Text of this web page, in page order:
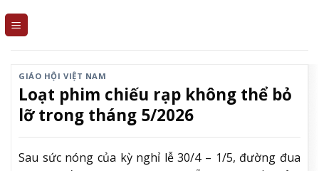
GIÁO HỘI VIỆT NAM
Loạt phim chiếu rạp không thể bỏ
lỡ trong tháng 5/2026
Sau sức nóng của kỳ nghỉ lễ 30/4 – 1/5, đường đua